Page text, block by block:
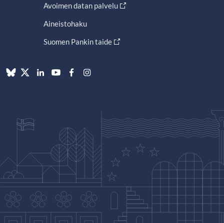
Avoimen datan palvelu
Aineistohaku
Suomen Pankin taide